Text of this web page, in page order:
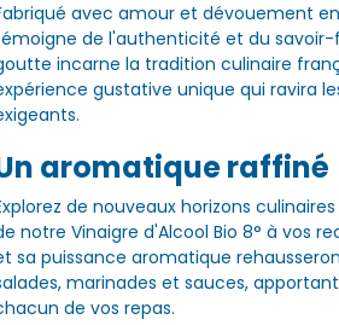
avec amour et dévouement
de l'authenticité et du savoir-
incarne la tradition culinaire
gustative unique qui ravira
aromatique raffiné
de nouveaux horizons
notre Vinaigre d'Alcool Bio 8° à vos
sa puissance aromatique
marinades et sauces,
de vos repas.